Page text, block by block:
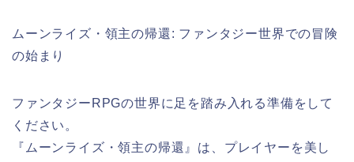
ムーンライズ・領主の帰還: ファンタジー世界での冒険
の始まり
ファンタジーRPGの世界に足を踏み入れる準備をして
ください。
『ムーンライズ・領主の帰還』は、プレイヤーを美し